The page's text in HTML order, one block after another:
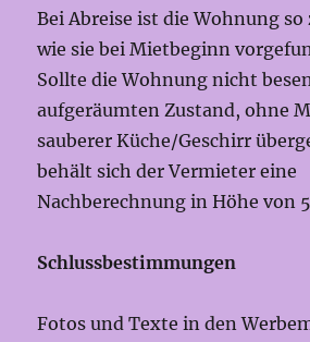
Bei Abreise ist die Wohnung so
wie sie bei Mietbeginn
Sollte die Wohnung nicht
aufgeräumten Zustand, ohne
sauberer Küche/Geschirr
behält sich der Vermieter eine
Nachberechnung in Höhe von
Schlussbestimmungen
Fotos und Texte in den